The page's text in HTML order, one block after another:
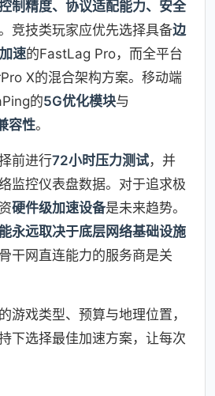
制精度、协议适配能力、安全
竞技类玩家应优先选择具备边
速的FastLag Pro，而全平台
X的混合架构方案。移动端
的5G优化模块与
容性。
前进行72小时压力测试，并
监控仪表盘数据。对于追求极
硬件级加速设备是未来趋势。
永远取决于底层网络基础设施
干网直连能力的服务商是关
游戏类型、预算与地理位置，
下选择最佳加速方案，让每次